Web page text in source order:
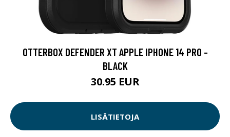
OTTERBOX DEFENDER XT APPLE IPHONE 14 PRO -
BLACK
30.95 EUR
LISÄTIETOJA